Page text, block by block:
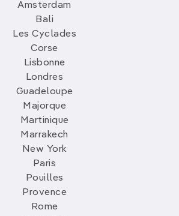
Amsterdam
Bali
Les Cyclades
Corse
Lisbonne
Londres
Guadeloupe
Majorque
Martinique
Marrakech
New York
Paris
Pouilles
Provence
Rome